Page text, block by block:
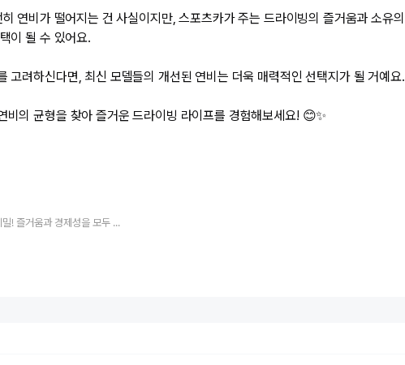
연비가 떨어지는 건 사실이지만, 스포츠카가 주는 드라이빙의 즐거움과 소유의
이 될 수 있어요.
고려하신다면, 최신 모델들의 개선된 연비는 더욱 매력적인 선택지가 될 거예요.
비의 균형을 찾아 즐거운 드라이빙 라이프를 경험해보세요! 😊✨
"스포츠카와 연비의 숨겨진 비밀! 즐거움과 경제성을 모두 잡는 방법 😊"